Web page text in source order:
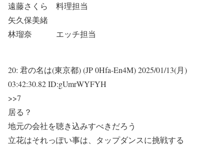
遠藤さくら 料理担当
矢久保美緒
林瑠奈 エッチ担当
20: 君の名は(東京都) (JP 0Hfa-En4M)2025/01/13(月)
03:42:30.82 ID:gUmrWYFYH
>>7
居る？
地元の会社を聴き込みすべきだろう
立花はそれっぽい事は、タップダンスに挑戦する